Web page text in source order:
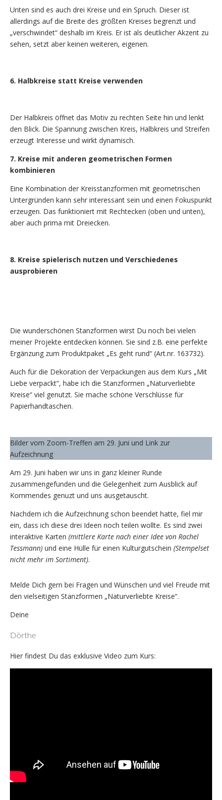
Unten sind es auch drei Kreise und ein Spruch. Dieser ist
allerdings auf die Breite des größten Kreises begrenzt und
„verschwindet“ deshalb im Kreis. Er ist als deutlicher Akzent zu
sehen, setzt aber keinen weiteren, eigenen.
6. Halbkreise statt Kreise verwenden
Der Halbkreis öffnet das Motiv zu rechten Seite hin und lenkt
den Blick. Die Spannung zwischen Kreis, Halbkreis und Streifen
erzeugt Interesse und wirkt dynamisch.
7. Kreise mit anderen geometrischen Formen
kombinieren
Eine Kombination der Kreisstanzformen mit geometrischen
Untergründen kann sehr interessant sein und einen Fokuspunkt
erzeugen. Das funktioniert mit Rechtecken (oben und unten),
aber auch prima mit Dreiecken.
8. Kreise spielerisch nutzen und Verschiedenes
ausprobieren
Die wunderschönen Stanzformen wirst Du noch bei vielen
meiner Projekte entdecken können. Sie sind z.B. eine perfekte
Ergänzung zum Produktpaket „Es geht rund“ (Art.nr. 163732).
Auch für die Dekoration der Verpackungen aus dem Kurs „Mit
Liebe verpackt“, habe ich die Stanzformen „Naturverliebte
Kreise“ viel genutzt. Sie mache schöne Verschlüsse für
Papierhandtaschen.
Bilder vom Zoom-Treffen am 29. Juni und Link zur
Aufzeichnung
Am 29. Juni haben wir uns in ganz kleiner Runde
zusammengefunden und die Gelegenheit zum Ausblick auf
Kommendes genuzt und uns ausgetauscht.
Nachdem ich die Aufzeichnung schon beendet hatte, fiel mir
ein, dass ich diese drei Ideen noch teilen wollte. Es sind zwei
interaktive Karten (mittlere Karte nach einer Idee von Rachel
Tessmann) und eine Hülle für einen Kulturgutschein (Stempelset
nicht mehr im Sortiment).
Melde Dich gern bei Fragen und Wünschen und viel Freude mit
den vielseitigen Stanzformen „Naturverliebte Kreise“.
Deine
Dörthe
Hier findest Du das exklusive Video zum Kurs: